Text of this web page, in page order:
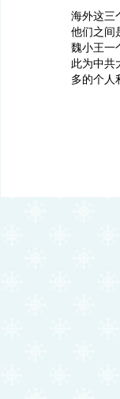
海外这三
他们之间
魏小王一
此为中共
多的个人